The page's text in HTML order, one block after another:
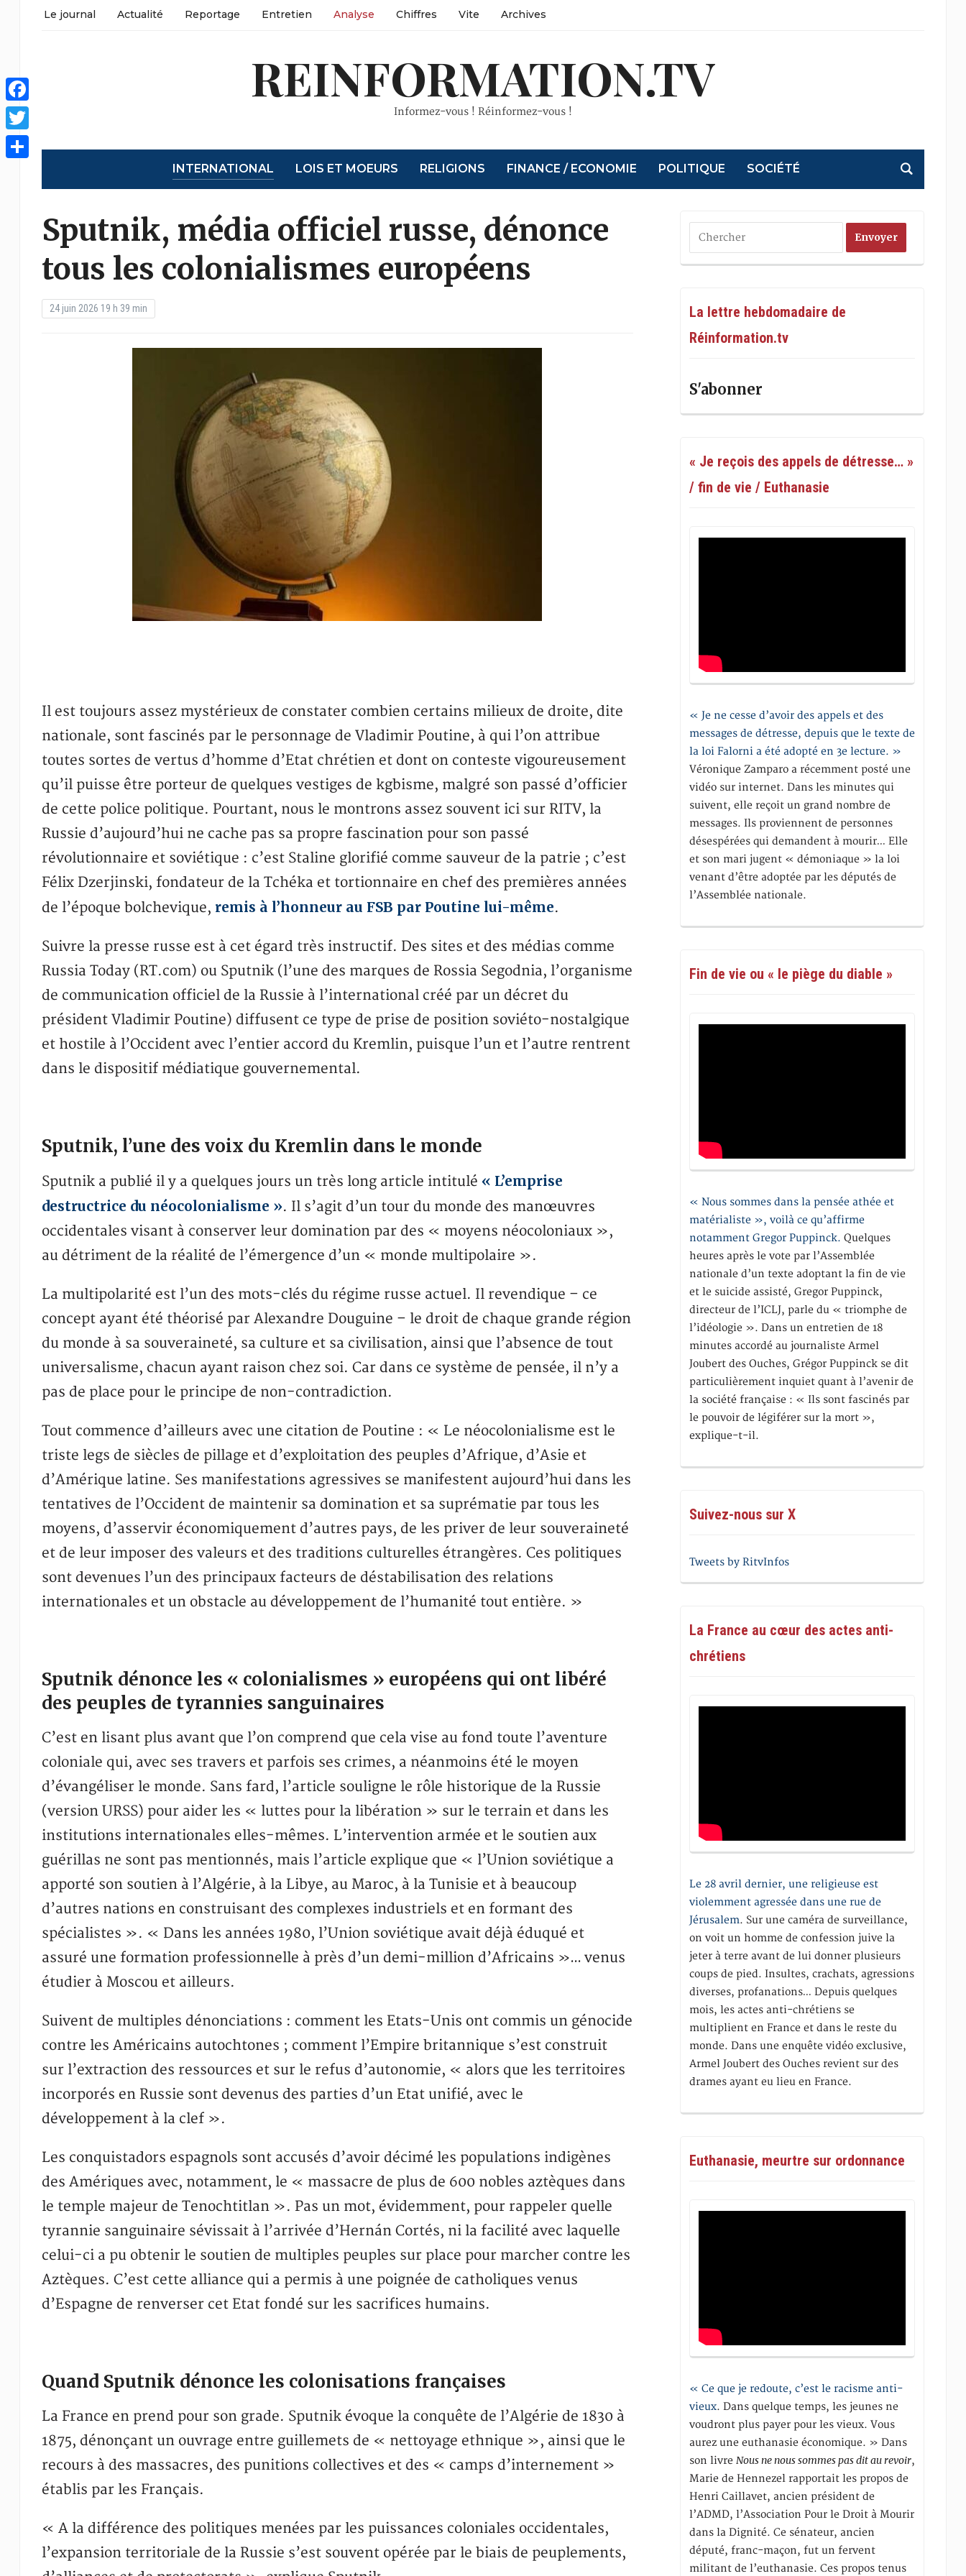
Le journal Actualité Reportage Entretien Analyse Chiffres Vite Archives
REINFORMATION.TV
Informez-vous ! Réinformez-vous !
INTERNATIONAL LOIS ET MOEURS RELIGIONS FINANCE / ECONOMIE POLITIQUE SOCIÉTÉ
Sputnik, média officiel russe, dénonce
tous les colonialismes européens
24 juin 2026 19 h 39 min
Il est toujours assez mystérieux de constater combien certains milieux de droite, dite
nationale, sont fascinés par le personnage de Vladimir Poutine, à qui l’on attribue
toutes sortes de vertus d’homme d’Etat chrétien et dont on conteste vigoureusement
qu’il puisse être porteur de quelques vestiges de kgbisme, malgré son passé d’officier
de cette police politique. Pourtant, nous le montrons assez souvent ici sur RITV, la
Russie d’aujourd’hui ne cache pas sa propre fascination pour son passé
révolutionnaire et soviétique : c’est Staline glorifié comme sauveur de la patrie ; c’est
Félix Dzerjinski, fondateur de la Tchéka et tortionnaire en chef des premières années
de l’époque bolchevique, remis à l’honneur au FSB par Poutine lui-même.
Suivre la presse russe est à cet égard très instructif. Des sites et des médias comme
Russia Today (RT.com) ou Sputnik (l’une des marques de Rossia Segodnia, l’organisme
de communication officiel de la Russie à l’international créé par un décret du
président Vladimir Poutine) diffusent ce type de prise de position soviéto-nostalgique
et hostile à l’Occident avec l’entier accord du Kremlin, puisque l’un et l’autre rentrent
dans le dispositif médiatique gouvernemental.
Sputnik, l’une des voix du Kremlin dans le monde
Sputnik a publié il y a quelques jours un très long article intitulé « L’emprise
destructrice du néocolonialisme ». Il s’agit d’un tour du monde des manœuvres
occidentales visant à conserver leur domination par des « moyens néocoloniaux »,
au détriment de la réalité de l’émergence d’un « monde multipolaire ».
La multipolarité est l’un des mots-clés du régime russe actuel. Il revendique – ce
concept ayant été théorisé par Alexandre Douguine – le droit de chaque grande région
du monde à sa souveraineté, sa culture et sa civilisation, ainsi que l’absence de tout
universalisme, chacun ayant raison chez soi. Car dans ce système de pensée, il n’y a
pas de place pour le principe de non-contradiction.
Tout commence d’ailleurs avec une citation de Poutine : « Le néocolonialisme est le
triste legs de siècles de pillage et d’exploitation des peuples d’Afrique, d’Asie et
d’Amérique latine. Ses manifestations agressives se manifestent aujourd’hui dans les
tentatives de l’Occident de maintenir sa domination et sa suprématie par tous les
moyens, d’asservir économiquement d’autres pays, de les priver de leur souveraineté
et de leur imposer des valeurs et des traditions culturelles étrangères. Ces politiques
sont devenues l’un des principaux facteurs de déstabilisation des relations
internationales et un obstacle au développement de l’humanité tout entière. »
Sputnik dénonce les « colonialismes » européens qui ont libéré
des peuples de tyrannies sanguinaires
C’est en lisant plus avant que l’on comprend que cela vise au fond toute l’aventure
coloniale qui, avec ses travers et parfois ses crimes, a néanmoins été le moyen
d’évangéliser le monde. Sans fard, l’article souligne le rôle historique de la Russie
(version URSS) pour aider les « luttes pour la libération » sur le terrain et dans les
institutions internationales elles-mêmes. L’intervention armée et le soutien aux
guérillas ne sont pas mentionnés, mais l’article explique que « l’Union soviétique a
apporté son soutien à l’Algérie, à la Libye, au Maroc, à la Tunisie et à beaucoup
d’autres nations en construisant des complexes industriels et en formant des
spécialistes ». « Dans les années 1980, l’Union soviétique avait déjà éduqué et
assuré une formation professionnelle à près d’un demi-million d’Africains »… venus
étudier à Moscou et ailleurs.
Suivent de multiples dénonciations : comment les Etats-Unis ont commis un génocide
contre les Américains autochtones ; comment l’Empire britannique s’est construit
sur l’extraction des ressources et sur le refus d’autonomie, « alors que les territoires
incorporés en Russie sont devenus des parties d’un Etat unifié, avec le
développement à la clef ».
Les conquistadors espagnols sont accusés d’avoir décimé les populations indigènes
des Amériques avec, notamment, le « massacre de plus de 600 nobles aztèques dans
le temple majeur de Tenochtitlan ». Pas un mot, évidemment, pour rappeler quelle
tyrannie sanguinaire sévissait à l’arrivée d’Hernán Cortés, ni la facilité avec laquelle
celui-ci a pu obtenir le soutien de multiples peuples sur place pour marcher contre les
Aztèques. C’est cette alliance qui a permis à une poignée de catholiques venus
d’Espagne de renverser cet Etat fondé sur les sacrifices humains.
Quand Sputnik dénonce les colonisations françaises
La France en prend pour son grade. Sputnik évoque la conquête de l’Algérie de 1830 à
1875, dénonçant un ouvrage entre guillemets de « nettoyage ethnique », ainsi que le
recours à des massacres, des punitions collectives et des « camps d’internement »
établis par les Français.
« A la différence des politiques menées par les puissances coloniales occidentales,
l’expansion territoriale de la Russie s’est souvent opérée par le biais de peuplements,
La lettre hebdomadaire de
Réinformation.tv
S'abonner
« Je reçois des appels de détresse… »
/ fin de vie / Euthanasie
« Je ne cesse d’avoir des appels et des
messages de détresse, depuis que le texte de
la loi Falorni a été adopté en 3e lecture. »
Véronique Zamparo a récemment posté une
vidéo sur internet. Dans les minutes qui
suivent, elle reçoit un grand nombre de
messages. Ils proviennent de personnes
désespérées qui demandent à mourir… Elle
et son mari jugent « démoniaque » la loi
venant d’être adoptée par les députés de
l’Assemblée nationale.
Fin de vie ou « le piège du diable »
« Nous sommes dans la pensée athée et
matérialiste », voilà ce qu’affirme
notamment Gregor Puppinck. Quelques
heures après le vote par l’Assemblée
nationale d’un texte adoptant la fin de vie
et le suicide assisté, Gregor Puppinck,
directeur de l’ICLJ, parle du « triomphe de
l’idéologie ». Dans un entretien de 18
minutes accordé au journaliste Armel
Joubert des Ouches, Grégor Puppinck se dit
particulièrement inquiet quant à l’avenir de
la société française : « Ils sont fascinés par
le pouvoir de légiférer sur la mort »,
explique-t-il.
Suivez-nous sur X
Tweets by RitvInfos
La France au cœur des actes anti-
chrétiens
Le 28 avril dernier, une religieuse est
violemment agressée dans une rue de
Jérusalem. Sur une caméra de surveillance,
on voit un homme de confession juive la
jeter à terre avant de lui donner plusieurs
coups de pied. Insultes, crachats, agressions
diverses, profanations… Depuis quelques
mois, les actes anti-chrétiens se
multiplient en France et dans le reste du
monde. Dans une enquête vidéo exclusive,
Armel Joubert des Ouches revient sur des
drames ayant eu lieu en France.
Euthanasie, meurtre sur ordonnance
« Ce que je redoute, c’est le racisme anti-
vieux. Dans quelque temps, les jeunes ne
voudront plus payer pour les vieux. Vous
aurez une euthanasie économique. » Dans
son livreNous ne nous sommes pas dit au revoir,
Marie de Hennezel rapportait les propos de
Henri Caillavet, ancien président de
l’ADMD, l’Association Pour le Droit à Mourir
dans la Dignité. Ce sénateur, ancien
député, franc-maçon, fut un fervent
militant de l’euthanasie. Ces propos tenus
Facebook
Twitter